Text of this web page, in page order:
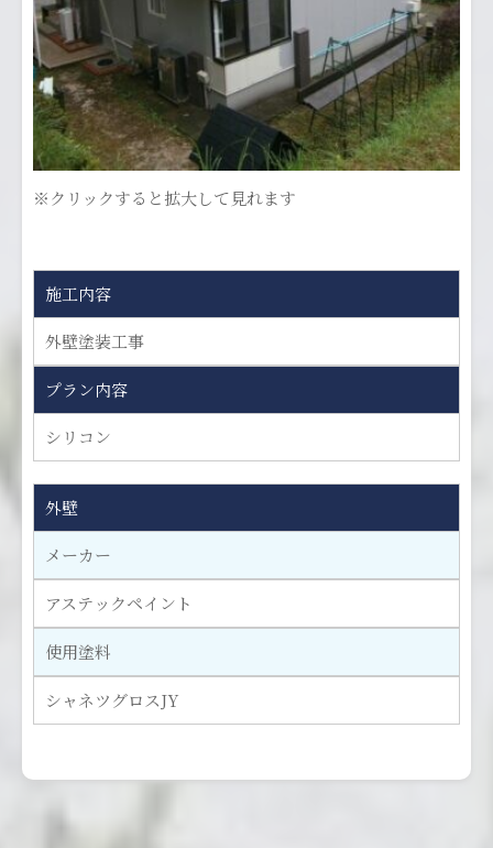
※クリックすると拡大して見れます
施工内容
外壁塗装工事
プラン内容
シリコン
外壁
メーカー
アステックペイント
使用塗料
シャネツグロスJY